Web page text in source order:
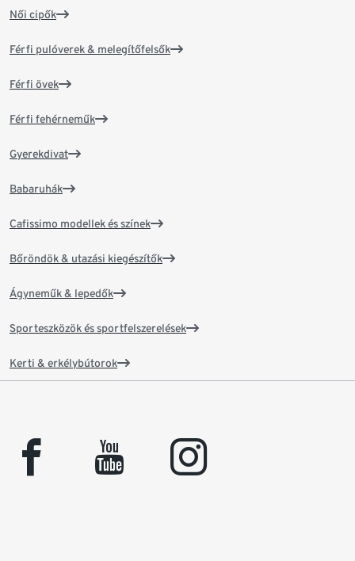
Női cipők
Férfi pulóverek & melegítőfelsők
Férfi övek
Férfi fehérneműk
Gyerekdivat
Babaruhák
Cafissimo modellek és színek
Bőröndök & utazási kiegészítők
Ágyneműk & lepedők
Sporteszközök és sportfelszerelések
Kerti & erkélybútorok
facebook youtube instagram